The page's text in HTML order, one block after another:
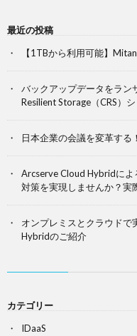
最近の投稿
【1TBから利用可能】
バックアップデータをラン
Resilient Storage（CRS）
日本企業の会議を変革する
Arcserve Cloud Hybridによ
対策を実現しませんか？実
オンプレミスとクラウドで
Hybridのご紹介
カテゴリー
IDaaS